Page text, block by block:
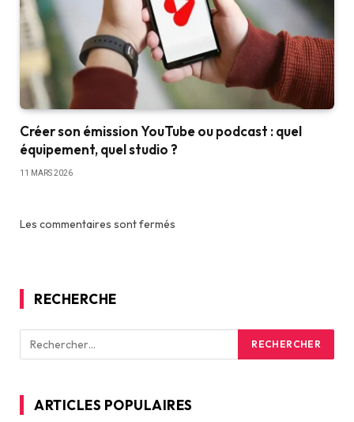
Créer son émission YouTube ou podcast : quel
équipement, quel studio ?
11 MARS 2026
Les commentaires sont fermés
RECHERCHE
ARTICLES POPULAIRES